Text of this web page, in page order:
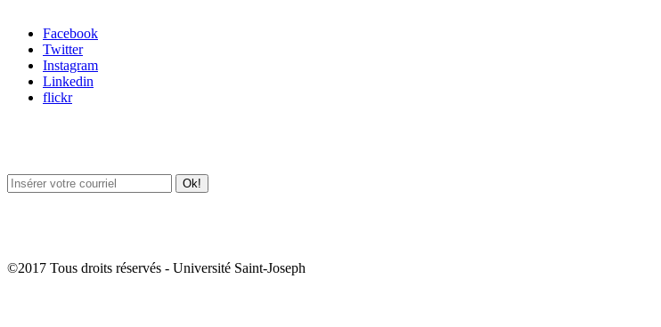
Facebook
Twitter
Instagram
Linkedin
flickr
©2017 Tous droits réservés - Université Saint-Joseph